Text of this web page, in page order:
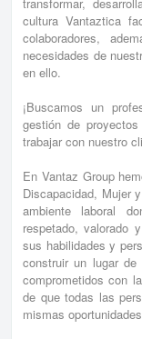
cultura Vantaztica
colaboradores,
necesidades de
en ello.
¡Buscamos un
gestión de
trabajar con nuestro
En Vantaz Group
Discapacidad, Mujer
ambiente laboral
respetado, valorado
sus habilidades y
construir un lugar
comprometidos con
de que todas las
mismas